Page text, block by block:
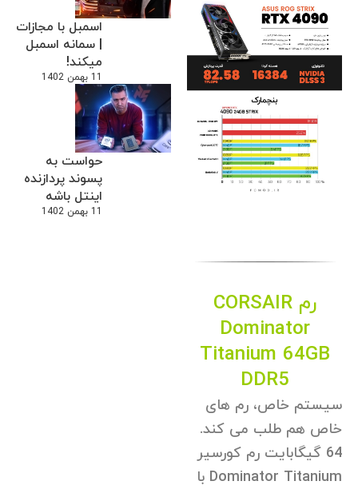
اسمبل با مجازات
| سمانه اسمبل
میکند!
11 بهمن 1402
حواست به
پسوند پردازنده
اینتل باشه
11 بهمن 1402
رم CORSAIR
Dominator
Titanium 64GB
DDR5
سیستم خاص، رم های
خاص هم طلب می کند.
64 گیگابایت رم کورسیر
Dominator Titanium با